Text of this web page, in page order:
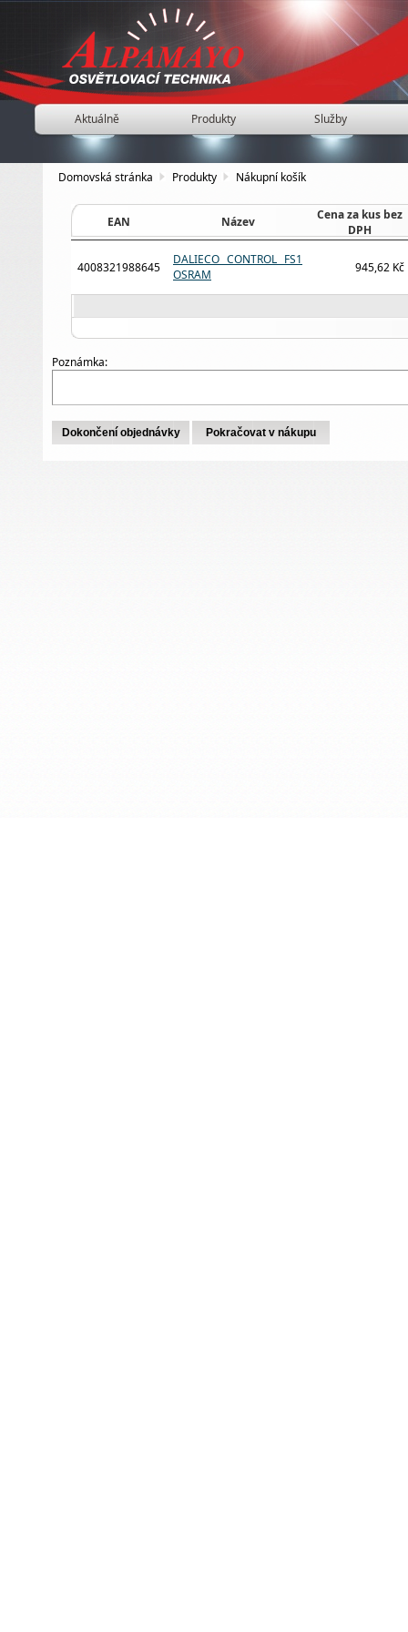
Aktuálně Produkty Služby
Domovská stránka Produkty Nákupní košík
EAN Název
Cena za kus bez
DPH
4008321988645
DALIECO CONTROL FS1
OSRAM
945,62 Kč
Poznámka: